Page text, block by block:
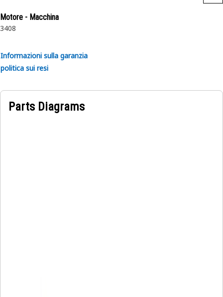
Motore - Macchina
3408
Informazioni sulla garanzia
politica sui resi
Parts Diagrams